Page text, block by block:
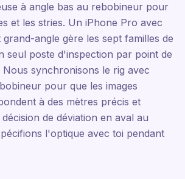
à angle bas au rebobineur pour
et les stries. Un iPhone Pro avec
angle gère les sept familles de
seul poste d'inspection par point de
synchronisons le rig avec
pour que les images
à des mètres précis et
de déviation en aval au
l'optique avec toi pendant